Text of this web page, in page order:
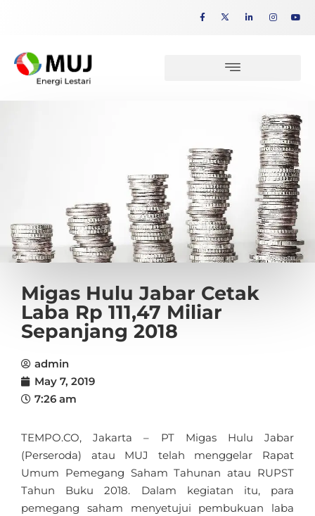
Migas Hulu Jabar Cetak
Laba Rp 111,47 Miliar
Sepanjang 2018
admin
May 7, 2019
7:26 am
TEMPO.CO, Jakarta – PT Migas Hulu Jabar
(Perseroda) atau MUJ telah menggelar Rapat
Umum Pemegang Saham Tahunan atau RUPST
Tahun Buku 2018. Dalam kegiatan itu, para
pemegang saham menyetujui pembukuan laba